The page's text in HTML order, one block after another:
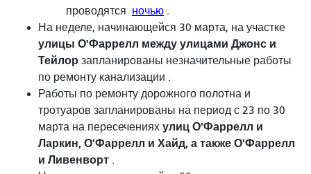
проводятся ночью .
На неделе, начинающейся 30 марта, на участке
улицы О'Фаррелл между улицами Джонс и
Тейлор запланированы незначительные работы
по ремонту канализации .
Работы по ремонту дорожного полотна и
тротуаров запланированы на период с 23 по 30
марта на пересечениях улиц О'Фаррелл и
Ларкин, О'Фаррелл и Хайд, а также О'Фаррелл
и Ливенворт .